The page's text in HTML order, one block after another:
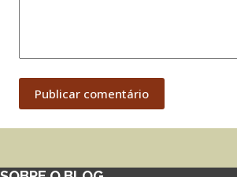
Publicar comentário